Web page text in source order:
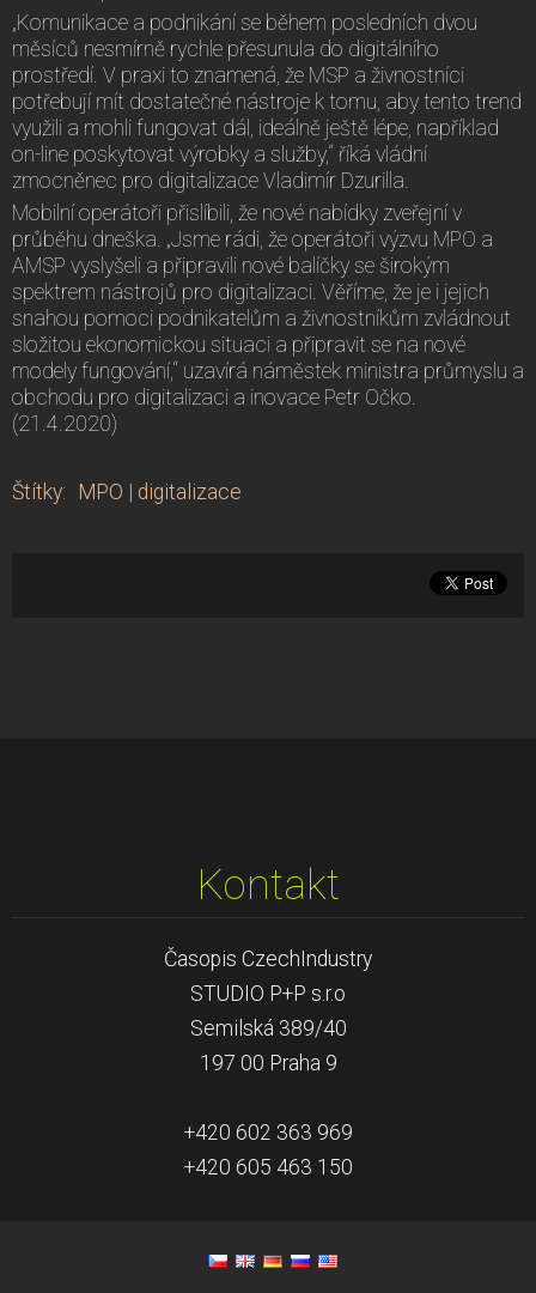
„Komunikace a podnikání se během posledních dvou
měsíců nesmírně rychle přesunula do digitálního
prostředí. V praxi to znamená, že MSP a živnostníci
potřebují mít dostatečné nástroje k tomu, aby tento trend
využili a mohli fungovat dál, ideálně ještě lépe, například
on-line poskytovat výrobky a služby,“ říká vládní
zmocněnec pro digitalizace Vladimír Dzurilla.
Mobilní operátoři přislíbili, že nové nabídky zveřejní v
průběhu dneška. „Jsme rádi, že operátoři výzvu MPO a
AMSP vyslyšeli a připravili nové balíčky se širokým
spektrem nástrojů pro digitalizaci. Věříme, že je i jejich
snahou pomoci podnikatelům a živnostníkům zvládnout
složitou ekonomickou situaci a připravit se na nové
modely fungování,“ uzavírá náměstek ministra průmyslu a
obchodu pro digitalizaci a inovace Petr Očko.
(21.4.2020)
Štítky: MPO | digitalizace
Kontakt
Časopis CzechIndustry
STUDIO P+P s.r.o
Semilská 389/40
197 00 Praha 9
+420 602 363 969
+420 605 463 150